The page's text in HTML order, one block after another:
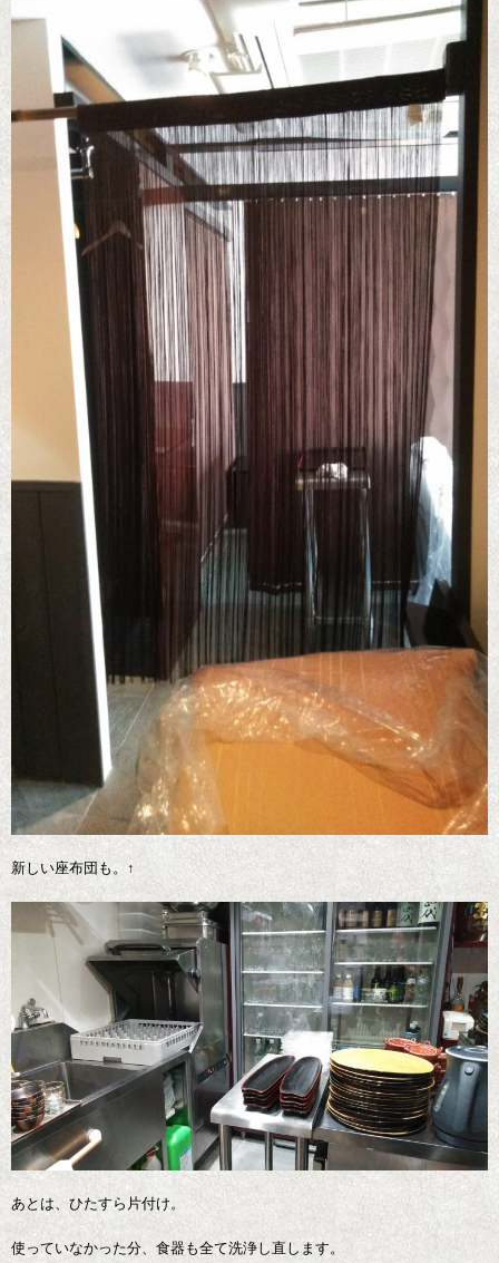
新しい座布団も。↑
あとは、ひたすら片付け。
使っていなかった分、食器も全て洗浄し直します。